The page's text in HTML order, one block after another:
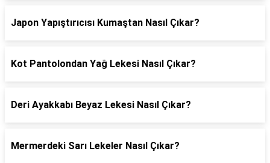
Japon Yapıştırıcısı Kumaştan Nasıl Çıkar?
Kot Pantolondan Yağ Lekesi Nasıl Çıkar?
Deri Ayakkabı Beyaz Lekesi Nasıl Çıkar?
Mermerdeki Sarı Lekeler Nasıl Çıkar?